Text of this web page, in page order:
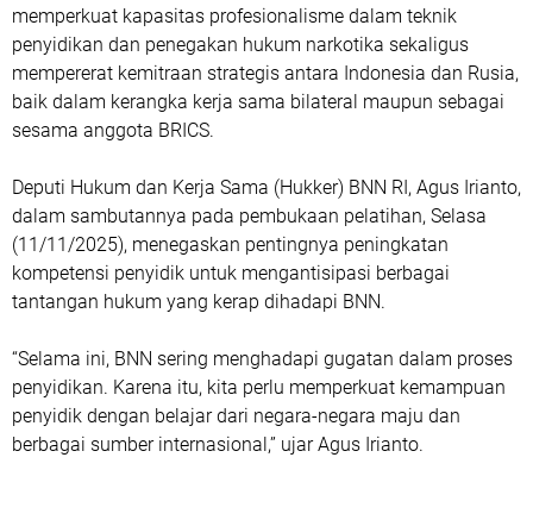
memperkuat kapasitas profesionalisme dalam teknik
penyidikan dan penegakan hukum narkotika sekaligus
mempererat kemitraan strategis antara Indonesia dan Rusia,
baik dalam kerangka kerja sama bilateral maupun sebagai
sesama anggota BRICS.
Deputi Hukum dan Kerja Sama (Hukker) BNN RI, Agus Irianto,
dalam sambutannya pada pembukaan pelatihan, Selasa
(11/11/2025), menegaskan pentingnya peningkatan
kompetensi penyidik untuk mengantisipasi berbagai
tantangan hukum yang kerap dihadapi BNN.
“Selama ini, BNN sering menghadapi gugatan dalam proses
penyidikan. Karena itu, kita perlu memperkuat kemampuan
penyidik dengan belajar dari negara-negara maju dan
berbagai sumber internasional,” ujar Agus Irianto.